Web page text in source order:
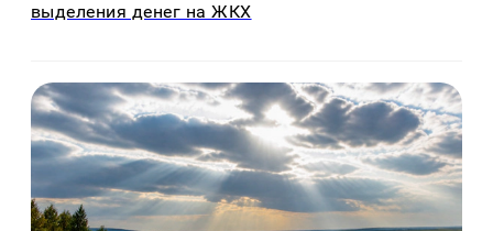
выделения денег на ЖКХ